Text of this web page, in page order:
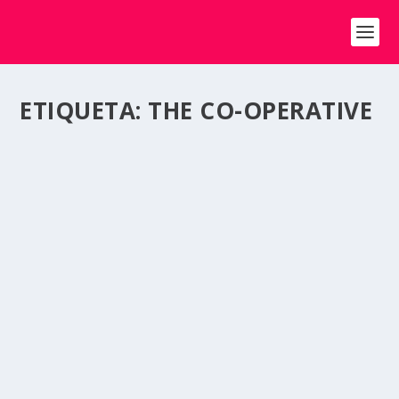
ETIQUETA: THE CO-OPERATIVE